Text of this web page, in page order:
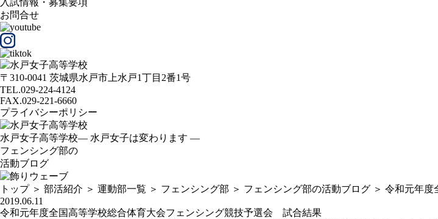
入試情報・募集要項
お問合せ
〒310-0041 茨城県水戸市上水戸1丁目2番1号
TEL.029-224-4124
FAX.029-221-6660
プライバシーポリシー
水戸女子高等学校— 水戸女子は変わります —
フェンシング部の
活動ブログ
トップ ＞ 部活紹介 ＞ 運動部一覧 ＞ フェンシング部 ＞ フェンシング部の活動ブログ ＞ 令和元年度
2019.06.11
令和元年度全国高等学校総合体育大会フェンシング競技予選会 試合結果